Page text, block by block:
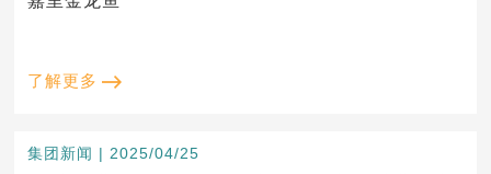
了解更多
集团新闻 | 2025/04/25